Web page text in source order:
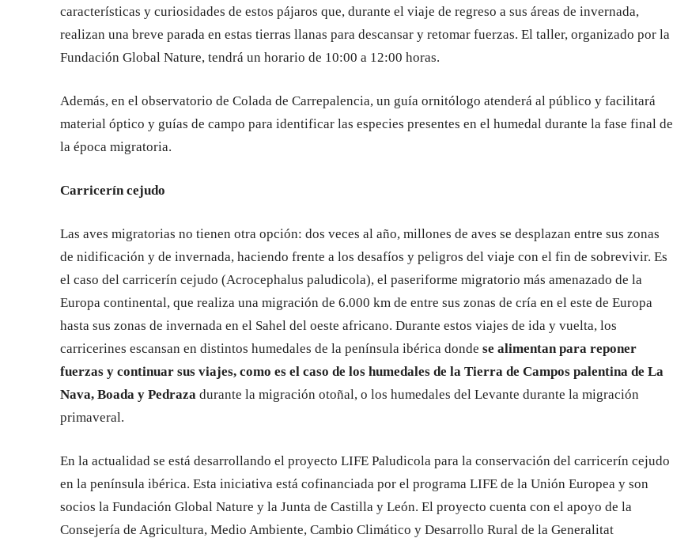
características y curiosidades de estos pájaros que, durante el viaje de regreso a sus áreas de invernada,
realizan una breve parada en estas tierras llanas para descansar y retomar fuerzas. El taller, organizado por la
Fundación Global Nature, tendrá un horario de 10:00 a 12:00 horas.
Además, en el observatorio de Colada de Carrepalencia, un guía ornitólogo atenderá al público y facilitará
material óptico y guías de campo para identificar las especies presentes en el humedal durante la fase final de
la época migratoria.
Carricerín cejudo
Las aves migratorias no tienen otra opción: dos veces al año, millones de aves se desplazan entre sus zonas
de nidificación y de invernada, haciendo frente a los desafíos y peligros del viaje con el fin de sobrevivir. Es
el caso del carricerín cejudo (Acrocephalus paludicola), el paseriforme migratorio más amenazado de la
Europa continental, que realiza una migración de 6.000 km de entre sus zonas de cría en el este de Europa
hasta sus zonas de invernada en el Sahel del oeste africano. Durante estos viajes de ida y vuelta, los
carricerines escansan en distintos humedales de la península ibérica donde se alimentan para reponer
fuerzas y continuar sus viajes, como es el caso de los humedales de la Tierra de Campos palentina de La
Nava, Boada y Pedraza durante la migración otoñal, o los humedales del Levante durante la migración
primaveral.
En la actualidad se está desarrollando el proyecto LIFE Paludicola para la conservación del carricerín cejudo
en la península ibérica. Esta iniciativa está cofinanciada por el programa LIFE de la Unión Europea y son
socios la Fundación Global Nature y la Junta de Castilla y León. El proyecto cuenta con el apoyo de la
Consejería de Agricultura, Medio Ambiente, Cambio Climático y Desarrollo Rural de la Generalitat